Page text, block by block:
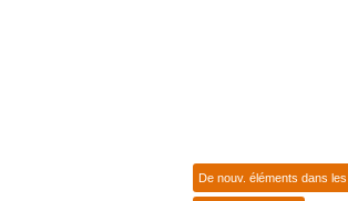
De nouv. éléments dans